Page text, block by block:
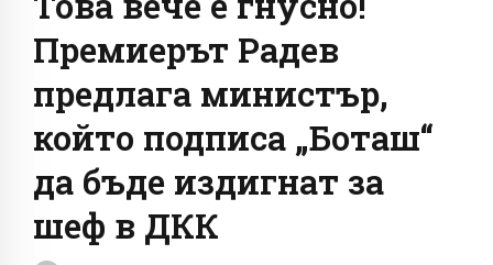
Премиерът Радев
предлага министър,
който подписа „Боташ“
да бъде издигнат за
шеф в ДКК